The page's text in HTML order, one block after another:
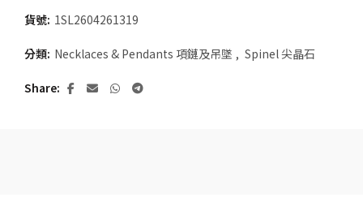
貨號: 1SL2604261319
分類: Necklaces & Pendants 項鏈及吊墜 , Spinel 尖晶石
Share